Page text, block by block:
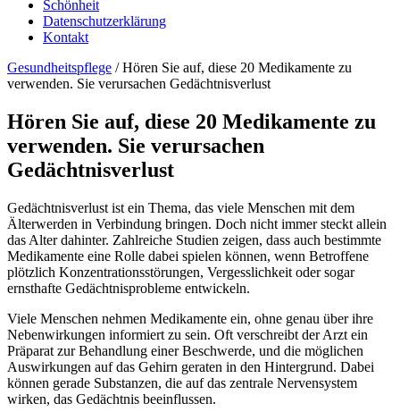
Schönheit
Datenschutzerklärung
Kontakt
Gesundheitspflege / Hören Sie auf, diese 20 Medikamente zu
verwenden. Sie verursachen Gedächtnisverlust
Hören Sie auf, diese 20 Medikamente zu
verwenden. Sie verursachen
Gedächtnisverlust
Gedächtnisverlust ist ein Thema, das viele Menschen mit dem
Älterwerden in Verbindung bringen. Doch nicht immer steckt allein
das Alter dahinter. Zahlreiche Studien zeigen, dass auch bestimmte
Medikamente eine Rolle dabei spielen können, wenn Betroffene
plötzlich Konzentrationsstörungen, Vergesslichkeit oder sogar
ernsthafte Gedächtnisprobleme entwickeln.
Viele Menschen nehmen Medikamente ein, ohne genau über ihre
Nebenwirkungen informiert zu sein. Oft verschreibt der Arzt ein
Präparat zur Behandlung einer Beschwerde, und die möglichen
Auswirkungen auf das Gehirn geraten in den Hintergrund. Dabei
können gerade Substanzen, die auf das zentrale Nervensystem
wirken, das Gedächtnis beeinflussen.